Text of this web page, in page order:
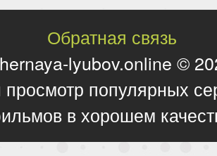
Обратная связь
lyubov.online ©
популярных
в хорошем